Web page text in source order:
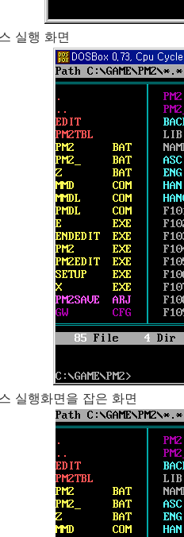
실행 화면
실행화면을 잡은 화면